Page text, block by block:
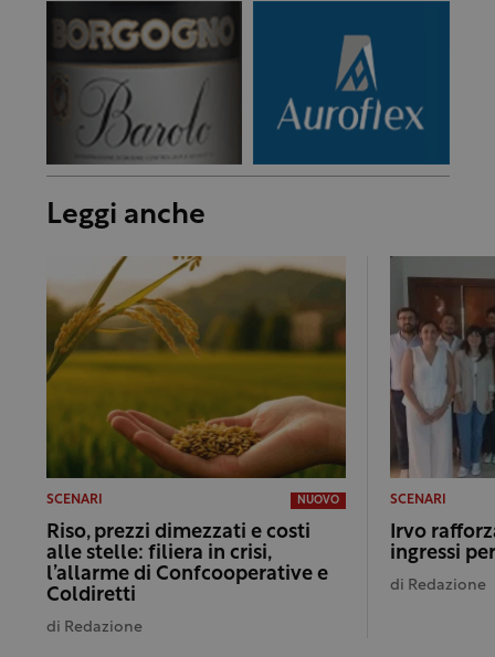
Leggi anche
SCENARI NUOVO
Riso, prezzi dimezzati e costi
alle stelle: filiera in crisi,
l’allarme di Confcooperative e
Coldiretti
di Redazione
SCENARI
Irvo
ingressi
di Redazione